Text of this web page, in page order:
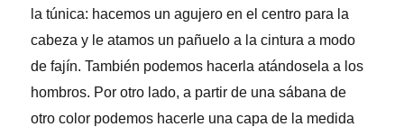
la túnica: hacemos un agujero en el centro para la
cabeza y le atamos un pañuelo a la cintura a modo
de fajín. También podemos hacerla atándosela a los
hombros. Por otro lado, a partir de una sábana de
otro color podemos hacerle una capa de la medida